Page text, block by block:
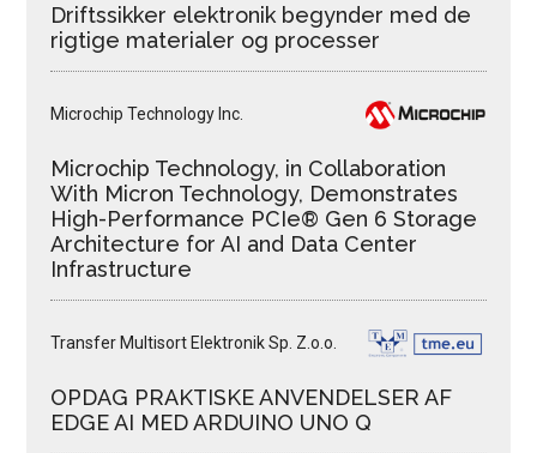
Driftssikker elektronik begynder med de
rigtige materialer og processer
Microchip Technology Inc.
Microchip Technology, in Collaboration
With Micron Technology, Demonstrates
High-Performance PCIe® Gen 6 Storage
Architecture for AI and Data Center
Infrastructure
Transfer Multisort Elektronik Sp. Z.o.o.
OPDAG PRAKTISKE ANVENDELSER AF
EDGE AI MED ARDUINO UNO Q